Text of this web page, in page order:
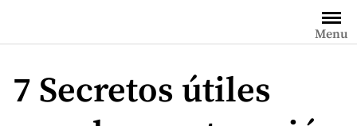
contenido
Menu
7 Secretos útiles